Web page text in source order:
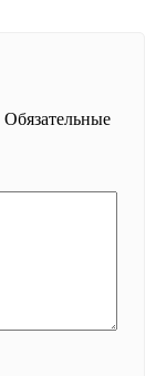
Обязательные